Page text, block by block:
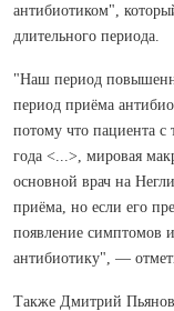
антибиотиком",
длительного периода.
"Наш период
период приёма
потому что пациента с
года <...>, мировая
основной врач на
приёма, но если его
появление симптомов
антибиотику", —
Также Дмитрий